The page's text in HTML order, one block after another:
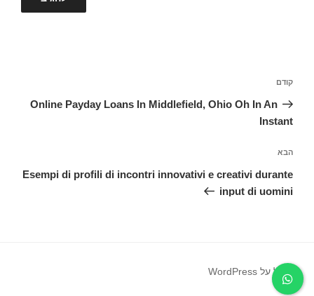
הפוסט
הקודם
קודם
Online Payday Loans In Middlefield, Ohio Oh In An
Instant
הפוסט
הבא
הבא
Esempi di profili di incontri innovativi e creativi durante
input di uomini
פועל על WordPress